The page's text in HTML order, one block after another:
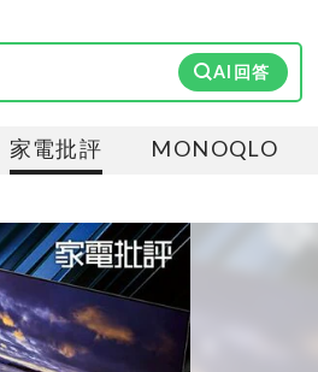
AI回答
家電批評 MONOQLO